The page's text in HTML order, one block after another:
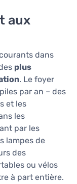
aux
dans
plus
. Le foyer
par an – des
et les
les
par les
lampes de
des
ou vélos
à part entière.